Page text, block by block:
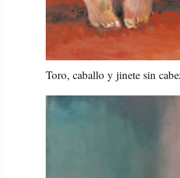
Toro, caballo y jinete sin